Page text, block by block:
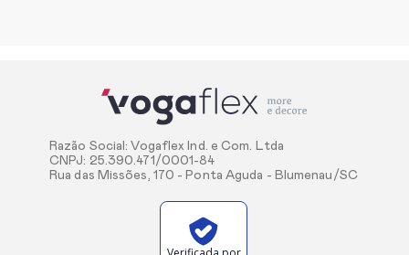
Razão Social: Vogaflex Ind. e Com. Ltda
CNPJ: 25.390.471/0001-84
Rua das Missões, 170 - Ponta Aguda - Blumenau/SC